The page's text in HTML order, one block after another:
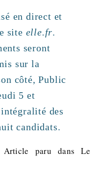
en direct et
site elle.fr.
seront
sur la
côté, Public
5 et
des
candidats.
Article paru dans Le